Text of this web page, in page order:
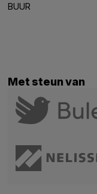
BUUR
Met steun van